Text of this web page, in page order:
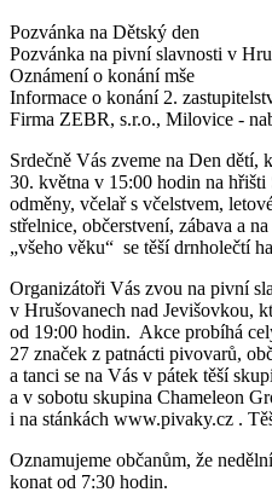
Pozvánka na Dětský den
Pozvánka na pivní slavnosti v
Oznámení o konání mše
Informace o konání 2.
Firma ZEBR, s.r.o., Milovice -
Srdečně Vás zveme na Den dětí,
30. května v 15:00 hodin na hřišti
odměny, včelař s včelstvem,
střelnice, občerstvení, zábava a
„všeho věku“ se těší drnholečtí
Organizátoři Vás zvou na pivní
v Hrušovanech nad Jevišovkou,
od 19:00 hodin. Akce probíhá
27 značek z patnácti pivovarů,
a tanci se na Vás v pátek těší
a v sobotu skupina Chameleon
i na stánkách www.pivaky.cz .
Oznamujeme občanům, že
konat od 7:30 hodin.